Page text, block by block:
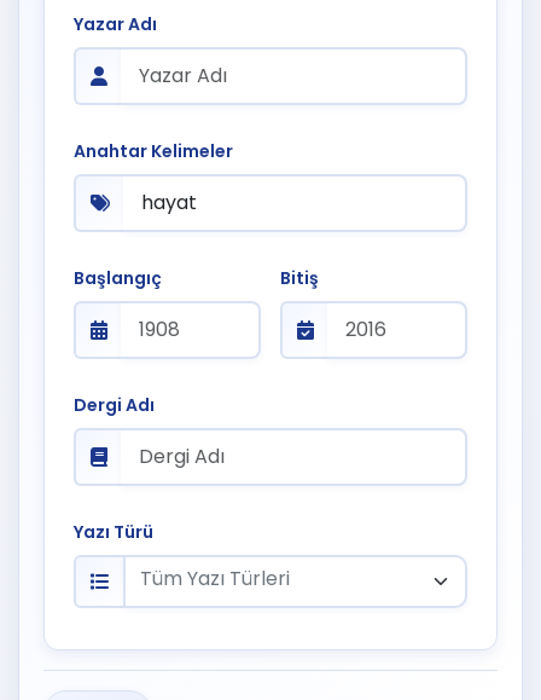
Yazar Adı
Anahtar Kelimeler
Başlangıç Bitiş
Dergi Adı
Yazı Türü
Tüm Yazı Türleri